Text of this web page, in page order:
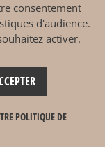
en
consentement
d'audience.
activer.
POLITIQUE DE